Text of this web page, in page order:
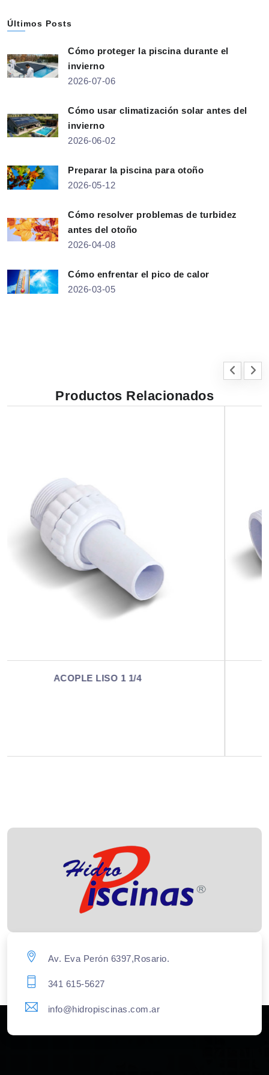
Últimos Posts
Cómo proteger la piscina durante el
invierno
2026-07-06
Cómo usar climatización solar antes del
invierno
2026-06-02
Preparar la piscina para otoño
2026-05-12
Cómo resolver problemas de turbidez
antes del otoño
2026-04-08
Cómo enfrentar el pico de calor
2026-03-05
Productos Relacionados
ACOPLE LISO 90º 1 1/2
Av. Eva Perón 6397,Rosario.
341 615-5627
info@hidropiscinas.com.ar